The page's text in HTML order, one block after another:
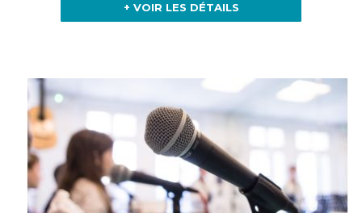
+ VOIR LES DÉTAILS